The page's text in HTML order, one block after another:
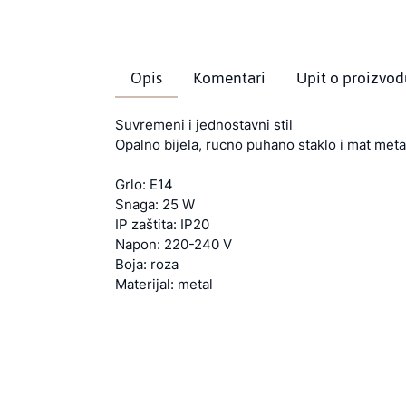
Opis Komentari Upit o
Suvremeni i jednostavni stil
Opalno bijela, rucno puhano staklo i mat
Grlo: E14
Snaga: 25 W
IP zaštita: IP20
Napon: 220-240 V
Boja: roza
Materijal: metal